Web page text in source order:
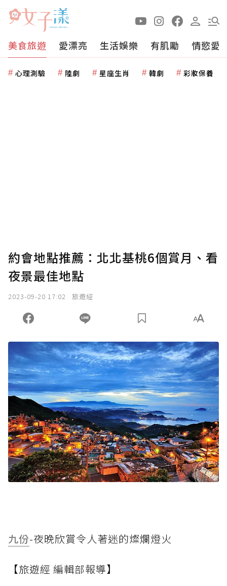
美食旅遊 愛漂亮 生活娛樂 有肌勵 情慾愛
心理測驗 陸劇 星座生肖 韓劇 彩妝保養
約會地點推薦：北北基桃6個賞月、看
夜景最佳地點
2023-09-20 17:02 旅遊經
九份-夜晚欣賞令人著迷的燦爛燈火
【旅遊經 編輯部報導】